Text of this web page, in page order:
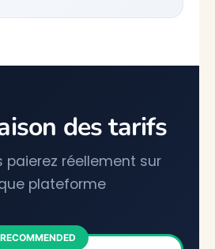
des tarifs
paierez réellement sur
plateforme